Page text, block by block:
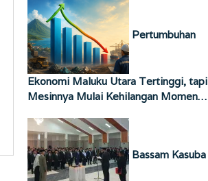
Pertumbuhan
Ekonomi Maluku Utara Tertinggi, tapi
Mesinnya Mulai Kehilangan Momen…
Bassam Kasuba